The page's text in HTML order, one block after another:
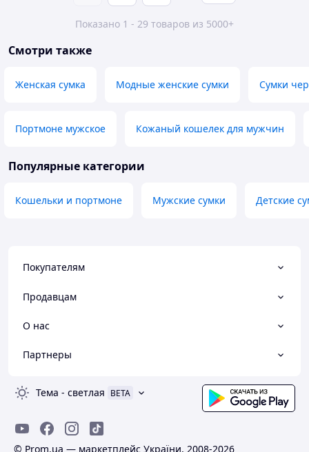
Показано 1 - 29 товаров из 5000+
Смотри также
Женская сумка Модные женские сумки Сумки
Портмоне мужское Кожаный кошелек для мужчин
Популярные категории
Кошельки и портмоне Мужские сумки Детские
Покупателям
Продавцам
О нас
Партнеры
Тема - светлая BETA
© Prom.ua — маркетплейс України, 2008-2026